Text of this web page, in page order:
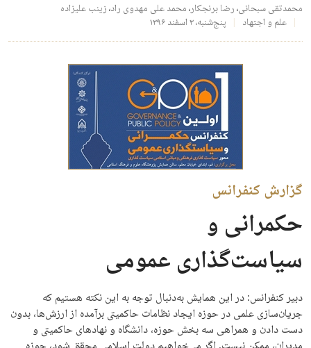
محمدتقی سبحانی،رضا برنجکار،محمد علی مهدوی راد،زینب علیزاده
علم و اجتهاد
پنج‌شنبه، ۳ اسفند ۱۳۹۶
گزارش کنفرانس
حکمرانی و
سیاست‌گذاری عمومی
دبیر کنفرانس: در این همایش به‌دنبال توجه به این نکته هستیم که
جریان‌سازی علمی در حوزه ایجاد نظامات حاکمیتی برآمده از ارزش­‌ها، بدون
دست دادن و همراهی سه بخش حوزه، دانشگاه و نهادهای حاکمیتی و